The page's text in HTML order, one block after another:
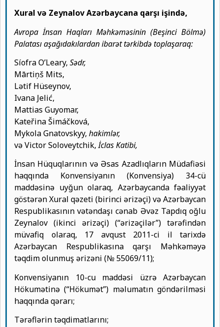
Xural və Zeynalov Azərbaycana qarşı işində,
Avropa İnsan Haqları Məhkəməsinin (Beşinci Bölmə)
Palatası aşağıdakılardan ibarət tərkibdə toplaşaraq:
Síofra O’Leary, Sədr,
Mārtiņš Mits,
Lətif Hüseynov,
Ivana Jelić,
Mattias Guyomar,
Kateřina Šimáčková,
Mykola Gnatovskyy, hakimlər,
və Victor Soloveytchik,İclas Katibi,
İnsan Hüquqlarının və Əsas Azadlıqların Müdafiəsi
haqqında Konvensiyanın (Konvensiya) 34-cü
maddəsinə uyğun olaraq, Azərbaycanda fəaliyyət
göstərən Xural qəzeti (birinci ərizəçi) və Azərbaycan
Respublikasının vətəndaşı cənab Əvəz Tapdıq oğlu
Zeynalov (ikinci ərizəçi) (“ərizəçilər”) tərəfindən
müvafiq olaraq, 17 avqust 2011-ci il tarixdə
Azərbaycan Respublikasına qarşı Məhkəməyə
təqdim olunmuş ərizəni (№ 55069/11);
Konvensiyanın 10-cu maddəsi üzrə Azərbaycan
Hökumətinə (“Hökumət”) məlumatın göndərilməsi
haqqında qərarı;
Tərəflərin təqdimatlarını;